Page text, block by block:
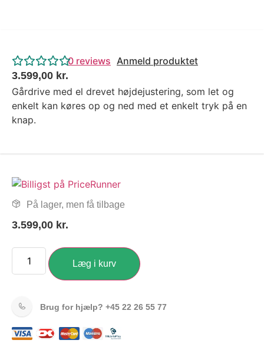
0 reviews Anmeld produktet
3.599,00 kr.
Gårdrive med el drevet højdejustering, som let og
enkelt kan køres op og ned med et enkelt tryk på en
knap.
På lager, men få tilbage
3.599,00 kr.
Læg i kurv
Brug for hjælp? +45 22 26 55 77